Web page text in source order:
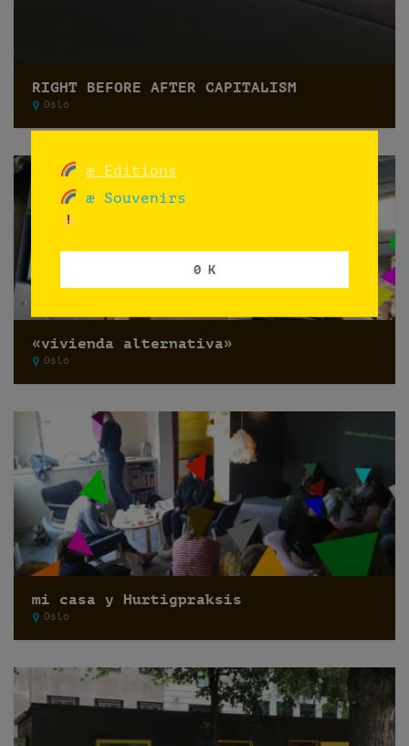
RIGHT BEFORE AFTER CAPITALISM
Oslo
«vivienda alternativa»
Oslo
mi casa y Hurtigpraksis
Oslo
æ Editions
æ Souvenirs
0 K